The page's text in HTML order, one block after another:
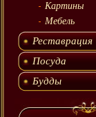
Картины
Мебель
Реставрация
Посуда
Будды